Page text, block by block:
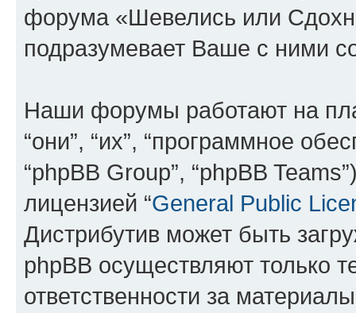
форума «Шевелись или
подразумевает Ваше с ними
Наши форумы работают на
“они”, “их”, “программное
“phpBB Group”, “phpBB
лицензией “General Public
Дистрибутив может быть
phpBB осуществляют только
ответственности за